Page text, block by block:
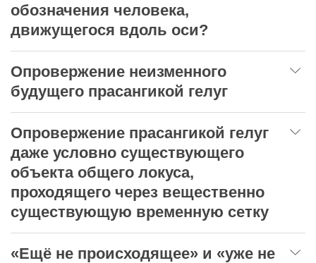
обозначения человека,
движущегося вдоль оси?
Опровержение неизменного
будущего прасангикой гелуг
Опровержение прасангикой гелуг
даже условно существующего
объекта общего локуса,
проходящего через вещественно
существующую временную сетку
«Ещё не происходящее» и «уже не